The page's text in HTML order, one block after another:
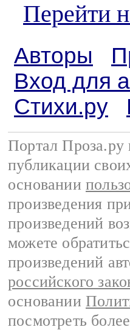
Перейти
Авторы
Вход для
Стихи.ру
Портал Проза.ру
публикации
основании
произведения
произведений
можете
произведений
российского
основании
посмотреть